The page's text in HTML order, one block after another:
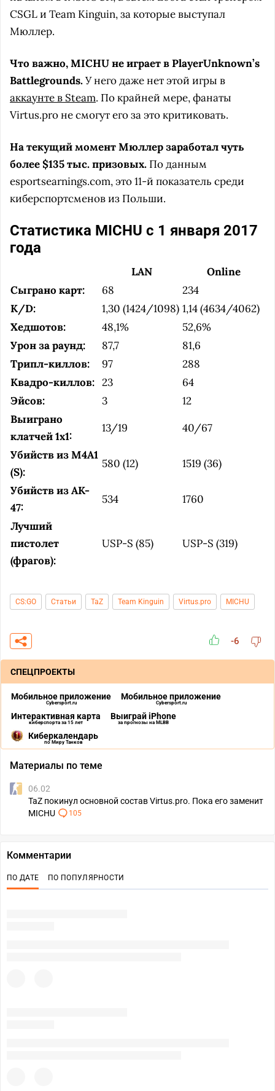
CSGL и Team Kinguin, за которые выступал
Мюллер.
Что важно, MICHU не играет в PlayerUnknown’s
Battlegrounds.У него даже нет этой игры в
аккаунте в Steam. По крайней мере, фанаты
Virtus.pro не смогут его за это критиковать.
На текущий момент Мюллер заработал чуть
более $135 тыс. призовых. По данным
esportsearnings.com, это 11-й показатель среди
киберспортсменов из Польши.
Статистика MICHU с 1 января 2017
года
LAN
Online
Сыграно карт:
68
234
K/D:
1,30 (1424/1098) 1,14 (4634/4062)
Хедшотов:
48,1%
52,6%
Урон за раунд:
87,7
81,6
Трипл-киллов:
97
288
Квадро-киллов: 23
64
Эйсов:
3
12
Выиграно
клатчей 1х1:
13/19
40/67
Убийств из M4A1
(S):
580 (12)
1519 (36)
Убийств из AK-
47:
534
1760
Лучший
пистолет
(фрагов):
USP-S (85) USP-S (319)
CS:GO Статьи TaZ Team Kinguin Virtus.pro MICHU
-6
СПЕЦПРОЕКТЫ
Мобильное приложение
Cybersport.ru
Мобильное приложение
Cybersport.ru
Интерактивная карта
киберспорта за 15 лет
Выиграй iPhone
за прогнозы на MLBB
Киберкалендарь
по Миру Танков
Материалы по теме
06.02
TaZ покинул основной состав Virtus.pro. Пока его заменит
MICHU
105
Комментарии
ПО ДАТЕ ПО ПОПУЛЯРНОСТИ